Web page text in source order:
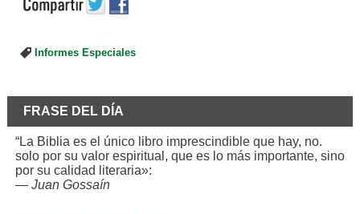
Informes Especiales
FRASE DEL DÍA
“La Biblia es el único libro imprescindible que hay, no.
solo por su valor espiritual, que es lo más importante, sino
por su calidad literaria»:
— Juan Gossaín